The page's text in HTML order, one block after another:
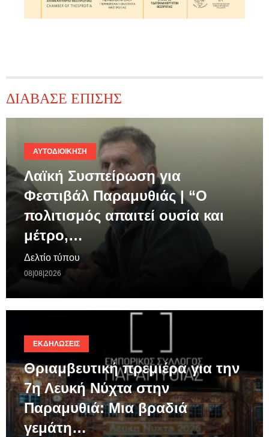
ΔΙΑΒΑΣΕ ΕΠΙΣΗΣ
ΑΥΤΟΔΙΟΊΚΗΣΗ
Λαϊκή Συσπείρωση για
Φεστιβάλ Παραμυθιάς | “Ο
πολιτισμός απαιτεί ουσία και
μέτρο,…
Δελτίο τύπου
08|08|2026
ΕΚΔΗΛΏΣΕΙΣ
Θριαμβευτική πρεμιέρα για την
7η Λευκή Νύχτα στην
Παραμυθιά: Μια βραδιά
γεμάτη…